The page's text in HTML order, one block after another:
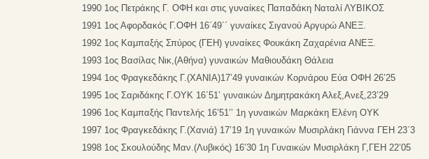
1990 1ος Πετράκης Γ. ΟΦΗ και στις γυναίκες Παπαδάκη Ναταλί ΛΥΒΙΚΟΣ
1991 1ος Αφορδακός Γ.ΟΦΗ 16΄49΄΄ γυναίκες Σιγανού Αργυρώ ΑΝΕΞ.
1992 1ος Καμπαξής Σπύρος (ΓΕΗ) γυναίκες Φουκάκη Ζαχαρένια ΑΝΕΞ.
1993 1ος Βασίλας Νικ,(Αθήνα) γυναικών Μαθιουδάκη Θάλεια
1994 1ος Φραγκεδάκης Γ.(ΧΑΝΙΑ)17’49 γυναικών Κορνάρου Εύα ΟΦΗ 26’25
1995 1ος Σαριδάκης Γ.ΟΥΚ 16΄51’ γυναικών Δημητρακάκη Αλεξ,Ανεξ,23’29
1996 1ος Καμπαξής Παντελής 16’51’’ 1η γυναικών Μαρκάκη Ελένη ΟΥΚ
1997 1ος Φραγκεδάκης Γ.(Χανιά) 17’19 1η γυναικών Μυσιρλάκη Γιάννα ΓΕΗ 23΄3
1998 1ος Σκουλούδης Μαν.(Λυβικός) 16’30 1η Γυναικών Μυσιρλάκη Γ,ΓΕΗ 22’05